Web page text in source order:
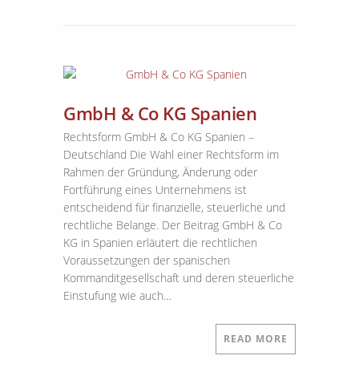
GmbH & Co KG Spanien
Rechtsform GmbH & Co KG Spanien –
Deutschland Die Wahl einer Rechtsform im
Rahmen der Gründung, Änderung oder
Fortführung eines Unternehmens ist
entscheidend für finanzielle, steuerliche und
rechtliche Belange. Der Beitrag GmbH & Co
KG in Spanien erläutert die rechtlichen
Voraussetzungen der spanischen
Kommanditgesellschaft und deren steuerliche
Einstufung wie auch…
READ MORE